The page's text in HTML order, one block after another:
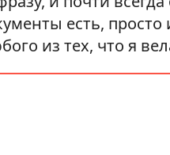
есть,
из тех, что я